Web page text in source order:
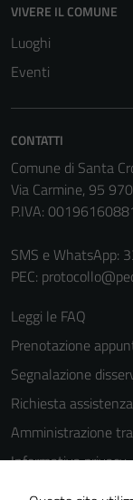
VIVERE IL COMUNE
Luoghi
Eventi
CONTATTI
Comune di Santa
Via Carmine, 95
P.IVA:
SMS e WhatsApp:
PEC:
Leggi le FAQ
Prenotazione
Segnalazione
Richiesta assistenza
Amministrazione
Informativa privacy
Cookie Policy